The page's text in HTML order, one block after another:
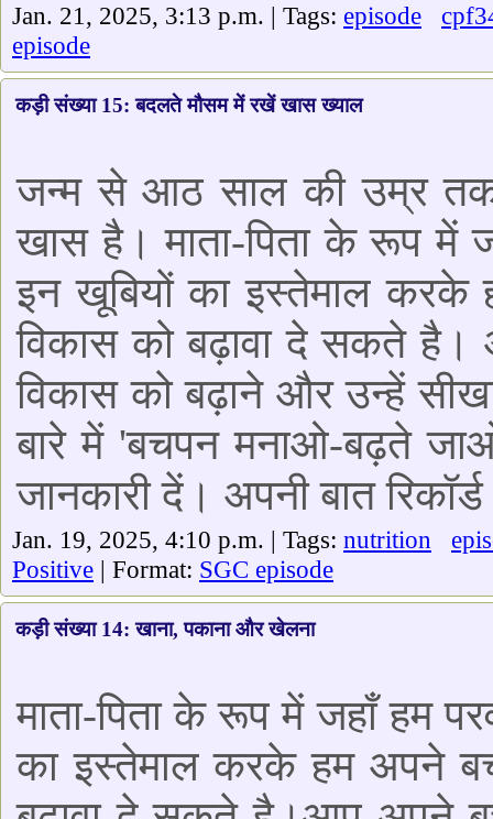
Jan. 21, 2025, 3:13 p.m. | Tags: episode
episode
कड़ी संख्या 15: बदलते मौसम में रखें खास ख्याल
जन्म से आठ साल की उम्र
खास है। माता-पिता के रूप में
इन खूबियों का इस्तेमाल करके
विकास को बढ़ावा दे सकते
विकास को बढ़ाने और उन्हें
बारे में 'बचपन मनाओ-बढ़ते
जानकारी दें। अपनी बात
Jan. 19, 2025, 4:10 p.m. | Tags: nutrition
Positive | Format: SGC episode
कड़ी संख्या 14: खाना, पकाना और खेलना
माता-पिता के रूप में जहाँ हम
का इस्तेमाल करके हम अपने